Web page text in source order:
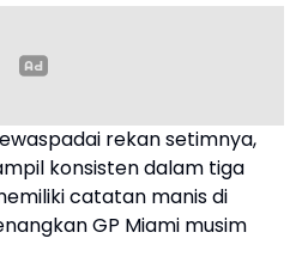
rekan setimnya,
konsisten dalam tiga
catatan manis di
GP Miami musim